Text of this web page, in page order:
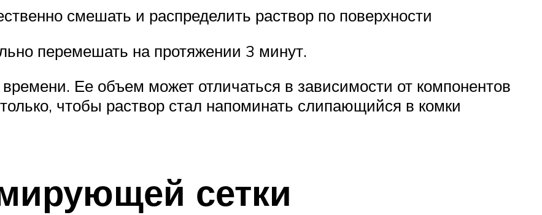
смешать и распределить раствор по поверхности
перемешать на протяжении 3 минут.
Ее объем может отличаться в зависимости от компонентов
чтобы раствор стал напоминать слипающийся в комки
сетки